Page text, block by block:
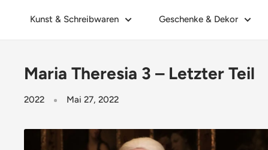
Kunst & Schreibwaren Geschenke & Dekor
Maria Theresia 3 – Letzter Teil
2022 Mai 27, 2022